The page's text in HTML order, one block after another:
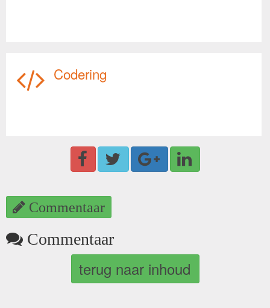
Codering
Commentaar
Commentaar
terug naar inhoud